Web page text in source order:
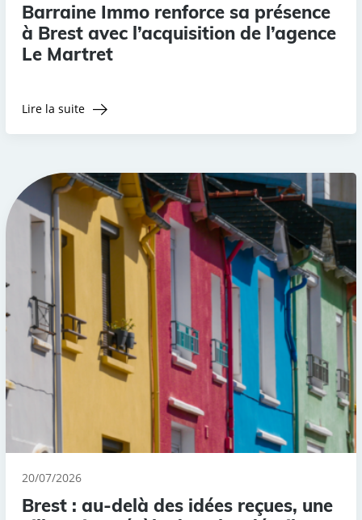
Barraine Immo renforce sa présence
à Brest avec l’acquisition de l’agence
Le Martret
Lire la suite
20/07/2026
Brest : au-delà des idées reçues, une